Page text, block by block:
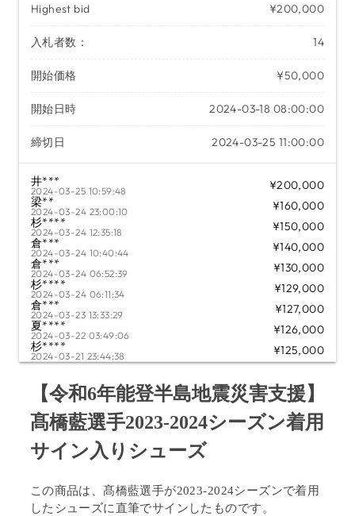
Highest bid ¥200,000
入札者数： 14
開始価格 ¥50,000
開始日時 2024-03-18 08:00:00
締切日 2024-03-25 11:00:00
井***
2024-03-25 10:59:48
¥200,000
梁**
2024-03-24 23:00:10
¥160,000
杉****
2024-03-24 12:35:18
¥150,000
倉***
2024-03-24 10:40:44
¥140,000
倉***
2024-03-24 06:52:39
¥130,000
杉****
2024-03-24 06:11:34
¥129,000
倉***
2024-03-23 13:33:29
¥127,000
夏****
2024-03-22 03:49:06
¥126,000
杉****
2024-03-21 23:44:38
¥125,000
山***
【令和6年能登半島地震災害支援】
髙橋藍選手2023-2024シーズン着用
サイン入りシューズ
この商品は、髙橋藍選手が2023-2024シーズンで着用
したシューズに直筆でサインしたものです。